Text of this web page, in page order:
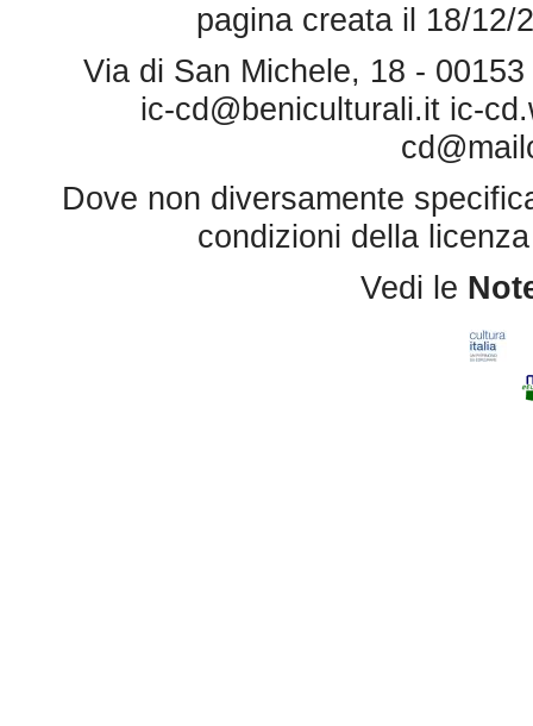
pagina creata il 18/12/
Via di San Michele, 18 -
ic-cd@beniculturali.it ic-
Dove non diversamente
condizioni della
Vedi le